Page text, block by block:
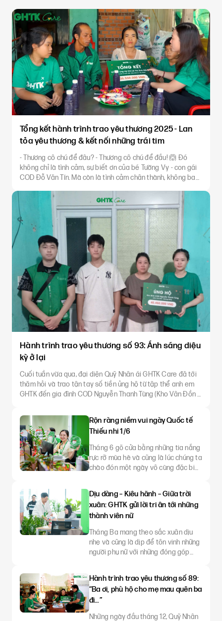
Tổng kết hành trình trao yêu thương 2025 - Lan
tỏa yêu thương & kết nối những trái tim
- Thương cô chú để đâu? - Thương cô chú để đầu! 🙆 Đó
không chỉ là tình cảm, sự biết ơn của bé Tường Vy - con gái
COD Đỗ Văn Tín. Mà còn là tình cảm chân thành, không bao
người đã chung tay ủng hộ giúp đỡ các đồng nghiệp, các
gia đình lúc khó k
Hành trình trao yêu thương số 93: Ánh sáng diệu
kỳ ở lại
Cuối tuần vừa qua, đại diện Quỹ Nhân ái GHTK Care đã tới
thăm hỏi và trao tận tay số tiền ủng hộ từ tập thể anh em
GHTK đến gia đình COD Nguyễn Thanh Tùng (Kho Vân Đồn –
lớn, để lại khoảng trống không thể lấp đầy cho gia đình. Anh
Tùng vốn là
Rộn ràng niềm vui ngày Quốc tế
Thiếu nhi 1/6
Tháng 6 gõ cửa bằng những tia nắng
rực rỡ mùa hè và cũng là lúc chúng ta
chào đón một ngày vô cùng đặc biệt
hoạt động dành cho con em. Vừa thể
hiện sự quan tâm dành cho các con.
Vừa là cầu nối để kết nối các gia
đình. Người bạn đồ
Dịu dàng – Kiêu hãnh – Giữa trời
xuân: GHTK gửi lời tri ân tới những
thành viên nữ
Tháng Ba mang theo sắc xuân dịu
nhẹ và cũng là dịp để tôn vinh những
người phụ nữ với những đóng góp
Nhân ngày Quốc tế Phụ nữ 8/3, GHTK
đã gửi tặng những món quà nhỏ tới
các thành viên nữ đang làm việc tại
các kho, văn phòng và hub trên cả
nước. Đi kèm là tấm thi
Hành trình trao yêu thương số 89:
“Ba ơi, phù hộ cho mẹ mau quên ba
đi…”
Những ngày đầu tháng 12, Quỹ Nhân